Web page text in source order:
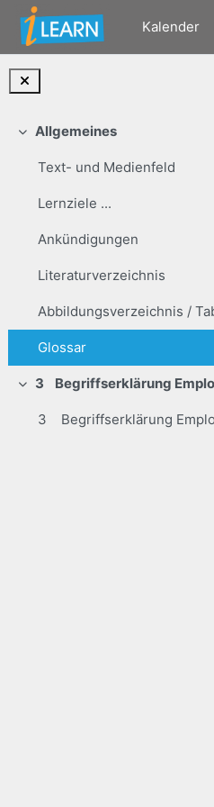
Zum Hauptinhalt
Kalender
Einklappen
Allgemeines
Text- und Medienfeld
Lernziele ...
Ankündigungen
Literaturverzeichnis
Glossar
Einklappen